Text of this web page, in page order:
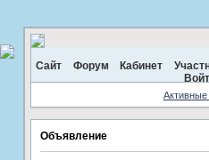
Сайт Форум Кабинет
Объявление